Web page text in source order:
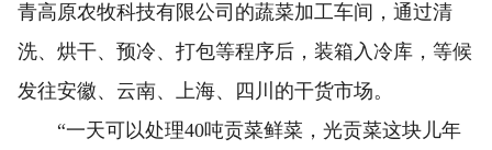
青高原农牧科技有限公司的蔬菜加工车间，通过清
洗、烘干、预冷、打包等程序后，装箱入冷库，等候
发往安徽、云南、上海、四川的干货市场。
“一天可以处理40吨贡菜鲜菜，光贡菜这块儿年